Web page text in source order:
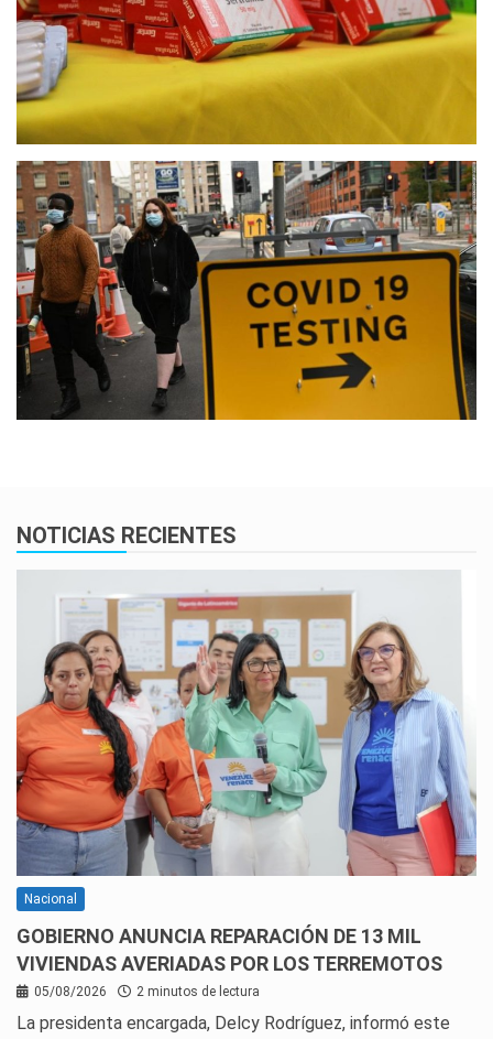
NOTICIAS RECIENTES
Nacional
GOBIERNO ANUNCIA REPARACIÓN DE 13 MIL
VIVIENDAS AVERIADAS POR LOS TERREMOTOS
05/08/2026 2 minutos de lectura
La presidenta encargada, Delcy Rodríguez, informó este